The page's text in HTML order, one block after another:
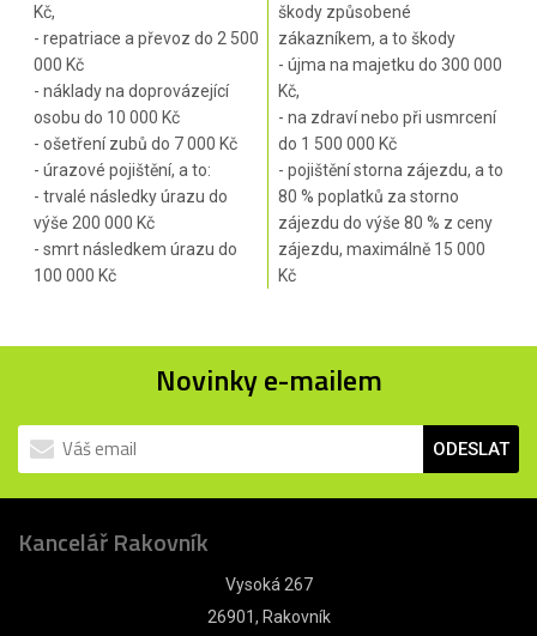
Kč,
- repatriace a převoz do 2 500
000 Kč
- náklady na doprovázející
osobu do 10 000 Kč
- ošetření zubů do 7 000 Kč
- úrazové pojištění, a to:
- trvalé následky úrazu do
výše 200 000 Kč
- smrt následkem úrazu do
100 000 Kč
škody způsobené
zákazníkem, a to škody
- újma na majetku do 300 000
Kč,
- na zdraví nebo při usmrcení
do 1 500 000 Kč
- pojištění storna zájezdu, a to
80 % poplatků za storno
zájezdu do výše 80 % z ceny
zájezdu, maximálně 15 000
Kč
Novinky e-mailem
ODESLAT
Kancelář Rakovník
Vysoká 267
26901, Rakovník